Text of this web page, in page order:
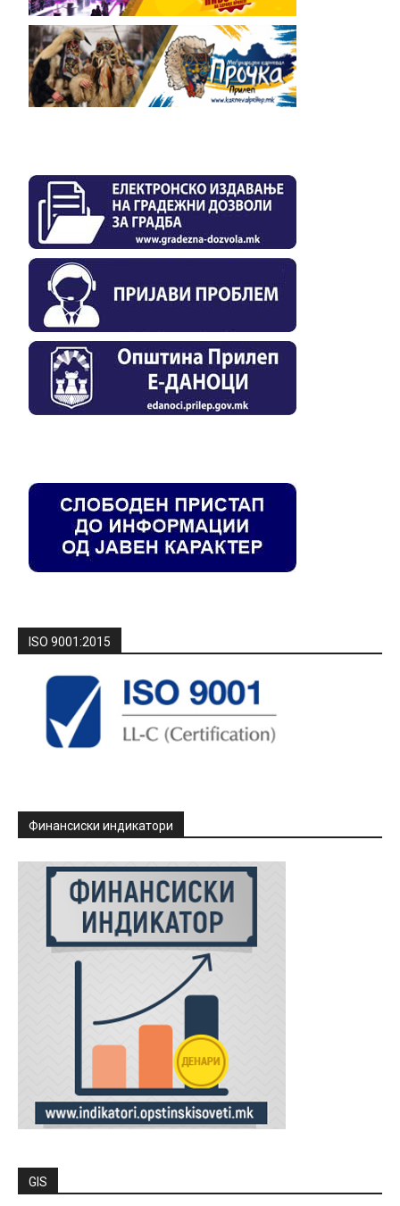
ISO 9001:2015
Финансиски индикатори
GIS